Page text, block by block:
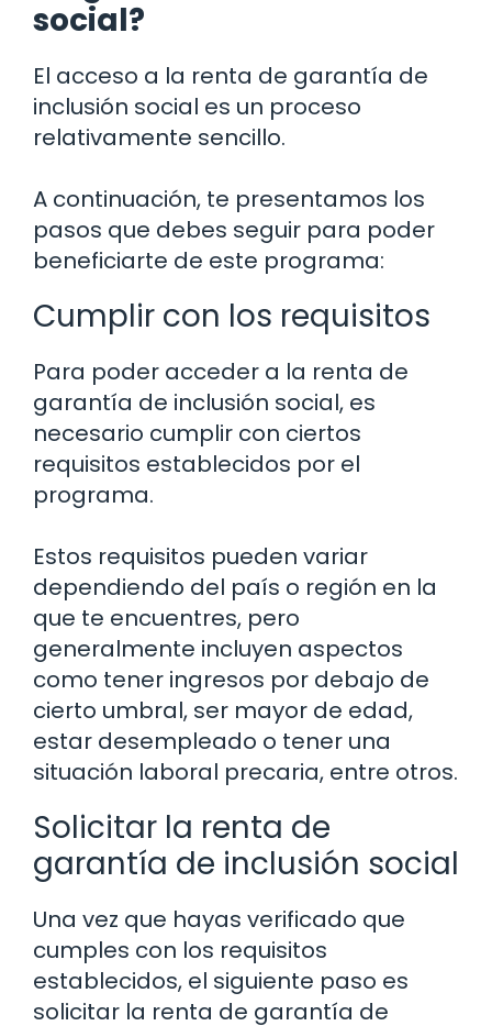
social?
El acceso a la renta de garantía de
inclusión social es un proceso
relativamente sencillo.
A continuación, te presentamos los
pasos que debes seguir para poder
beneficiarte de este programa:
Cumplir con los requisitos
Para poder acceder a la renta de
garantía de inclusión social, es
necesario cumplir con ciertos
requisitos establecidos por el
programa.
Estos requisitos pueden variar
dependiendo del país o región en la
que te encuentres, pero
generalmente incluyen aspectos
como tener ingresos por debajo de
cierto umbral, ser mayor de edad,
estar desempleado o tener una
situación laboral precaria, entre otros.
Solicitar la renta de
garantía de inclusión social
Una vez que hayas verificado que
cumples con los requisitos
establecidos, el siguiente paso es
solicitar la renta de garantía de